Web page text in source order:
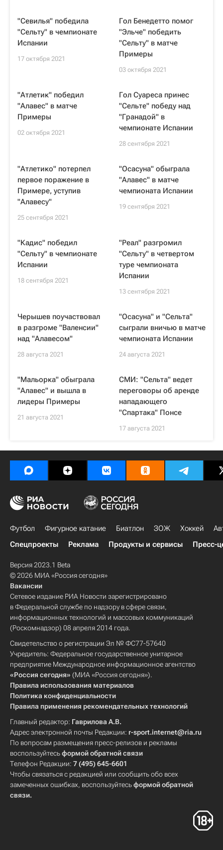
"Севилья" победила
"Сельту" в чемпионате
Испании
17 октября 2021
Гол Бенедетто помог
"Эльче" победить
"Сельту" в матче
Примеры
03 октября 2021
"Атлетик" победил
"Алавес" в матче
Примеры
02 октября 2021
Гол Суареса принес
"Сельте" победу над
"Гранадой" в
чемпионате Испании
28 сентября 2021
"Атлетико" потерпел
первое поражение в
Примере, уступив
"Алавесу"
25 сентября 2021
"Осасуна" обыграла
"Алавес" в матче
чемпионата Испании
19 сентября 2021
"Кадис" победил
"Сельту" в чемпионате
Испании
18 сентября 2021
"Реал" разгромил
"Сельту" в четвертом
туре чемпионата
Испании
13 сентября 2021
Черышев поучаствовал
в разгроме "Валенсии"
над "Алавесом"
28 августа 2021
"Осасуна" и "Сельта"
сыграли вничью в матче
чемпионата Испании
24 августа 2021
"Мальорка" обыграла
"Алавес" и вышла в
лидеры Примеры
21 августа 2021
СМИ: "Сельта" ведет
переговоры об аренде
нападающего
"Спартака" Понсе
17 августа 2021
Футбол Фигурное катание Биатлон ЗОЖ Хоккей
Спецпроекты
Реклама Продукты и сервисы Пресс-
Версия 2023.1 Beta
© 2026 МИА «Россия сегодня»
Вакансии
Сетевое издание РИА Новости зарегистрировано
в Федеральной службе по надзору в сфере связи,
информационных технологий и массовых коммуникаций
(Роскомнадзор) 08 апреля 2014 года.
Свидетельство о регистрации Эл № ФС77-57640
Учредитель: Федеральное государственное унитарное
предприятие Международное информационное агентство
«Россия сегодня» (МИА «Россия сегодня»).
Правила использования материалов
Политика конфиденциальности
Правила применения рекомендательных технологий
Главный редактор: Гаврилова А.В.
Адрес электронной почты Редакции: r-sport.internet@ria.ru
По вопросам размещения пресс-релизов и рекламы
воспользуйтесьформой обратной связи
Телефон Редакции: 7 (495) 645-6601
Чтобы связаться с редакцией или сообщить обо всех
замеченных ошибках, воспользуйтесьформой обратной
связи.